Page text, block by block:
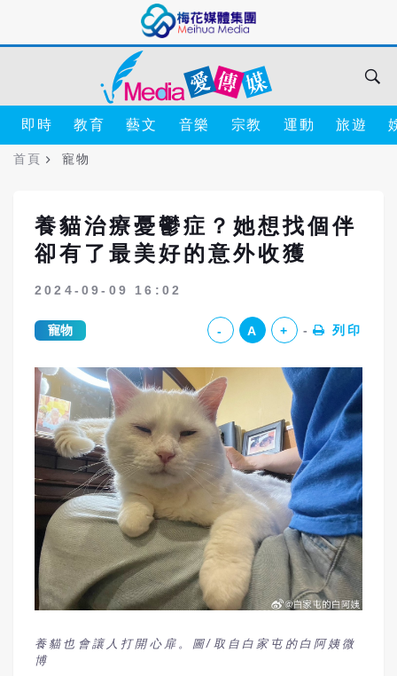
即時 教育 藝文 音樂 宗教 運動 旅遊
首頁 寵物
養貓治療憂鬱症？她想找個伴
卻有了最美好的意外收獲
2024-09-09 16:02
寵物 - A + 列印
養貓也會讓人打開心扉。圖/取自白家屯的白阿姨微
博